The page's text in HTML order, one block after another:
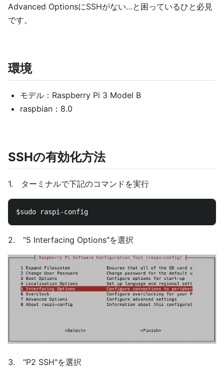
Advanced OptionsにSSHがない…と困っているひと必見
です。
環境
モデル：Raspberry Pi 3 Model B
raspbian：8.0
SSHの有効化方法
1. ターミナルで下記のコマンドを実行
2. "5 Interfacing Options"を選択
3. "P2 SSH"を選択